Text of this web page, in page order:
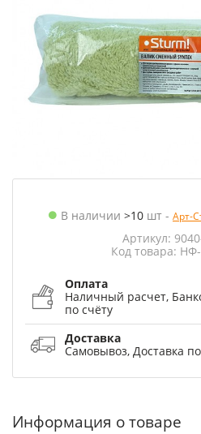
В наличии >10 шт - Арт-
Артикул:
Код товара:
Оплата
Наличный расчет,
по счёту
Доставка
Самовывоз, Доставка
Информация о товаре